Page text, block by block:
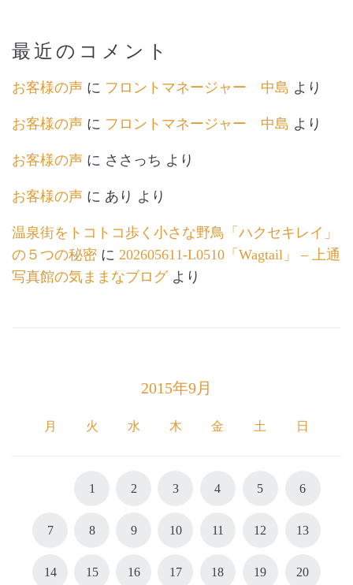
最近のコメント
お客様の声 に フロントマネージャー 中島 より
お客様の声 に フロントマネージャー 中島 より
お客様の声 に ささっち より
お客様の声 に あり より
温泉街をトコトコ歩く小さな野鳥「ハクセキレイ」
の５つの秘密 に 202605611-L0510「Wagtail」 – 上通
写真館の気ままなブログより
2015年9月
月 火 水 木 金 土 日
1 2 3 4 5 6
7 8 9 10 11 12 13
14 15 16 17 18 19 20